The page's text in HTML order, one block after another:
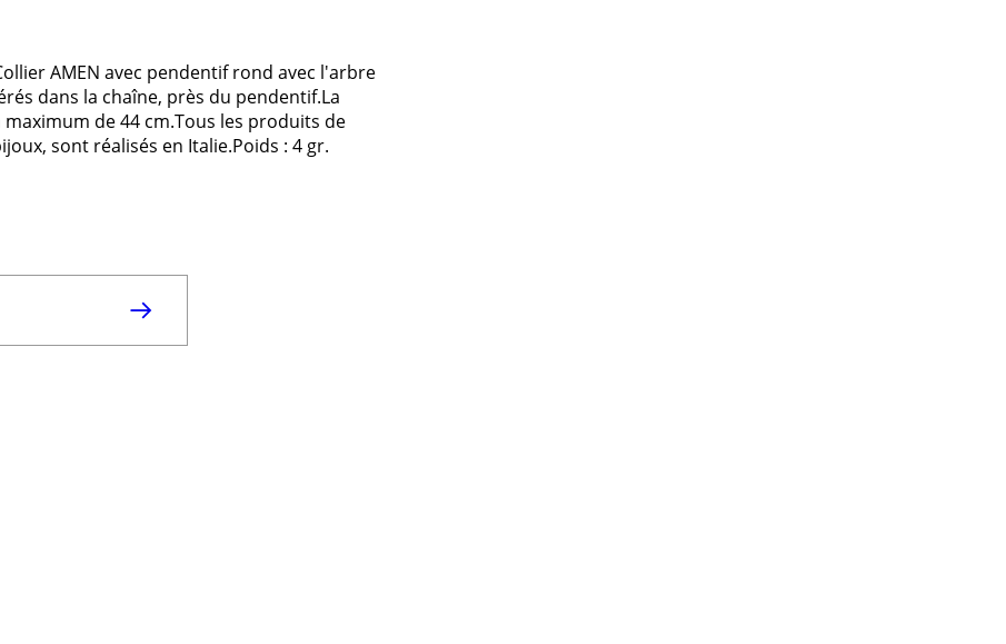
AMEN avec pendentif rond avec l'arbre
dans la chaîne, près du pendentif.La
de 44 cm.Tous les produits de
sont réalisés en Italie.Poids : 4 gr.